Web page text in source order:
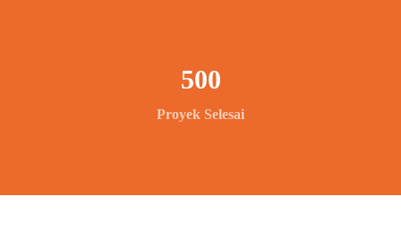
Proyek Selesai
500